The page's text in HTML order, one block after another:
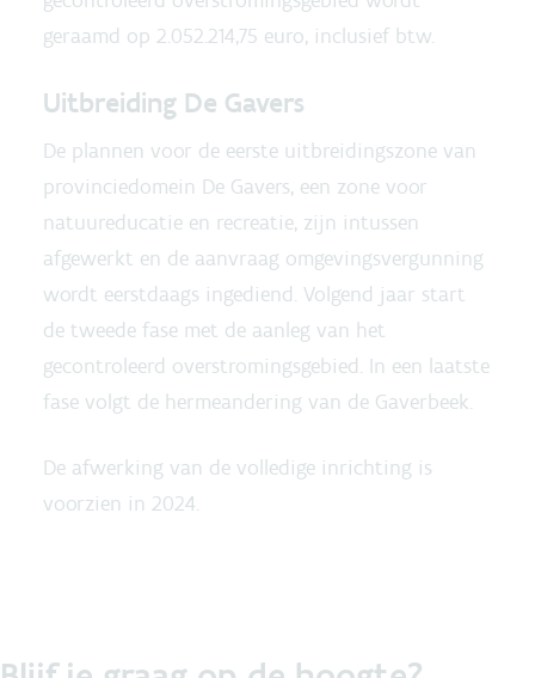
geraamd op 2.052.214,75 euro, inclusief btw.
Uitbreiding De Gavers
De plannen voor de eerste uitbreidingszone van
provinciedomein De Gavers, een zone voor
natuureducatie en recreatie, zijn intussen
afgewerkt en de aanvraag omgevingsvergunning
wordt eerstdaags ingediend. Volgend jaar start
de tweede fase met de aanleg van het
gecontroleerd overstromingsgebied. In een laatste
fase volgt de hermeandering van de Gaverbeek.
De afwerking van de volledige inrichting is
voorzien in 2024.